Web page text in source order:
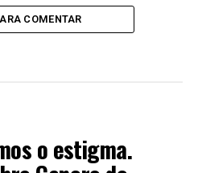
COMENTAR
o estigma.